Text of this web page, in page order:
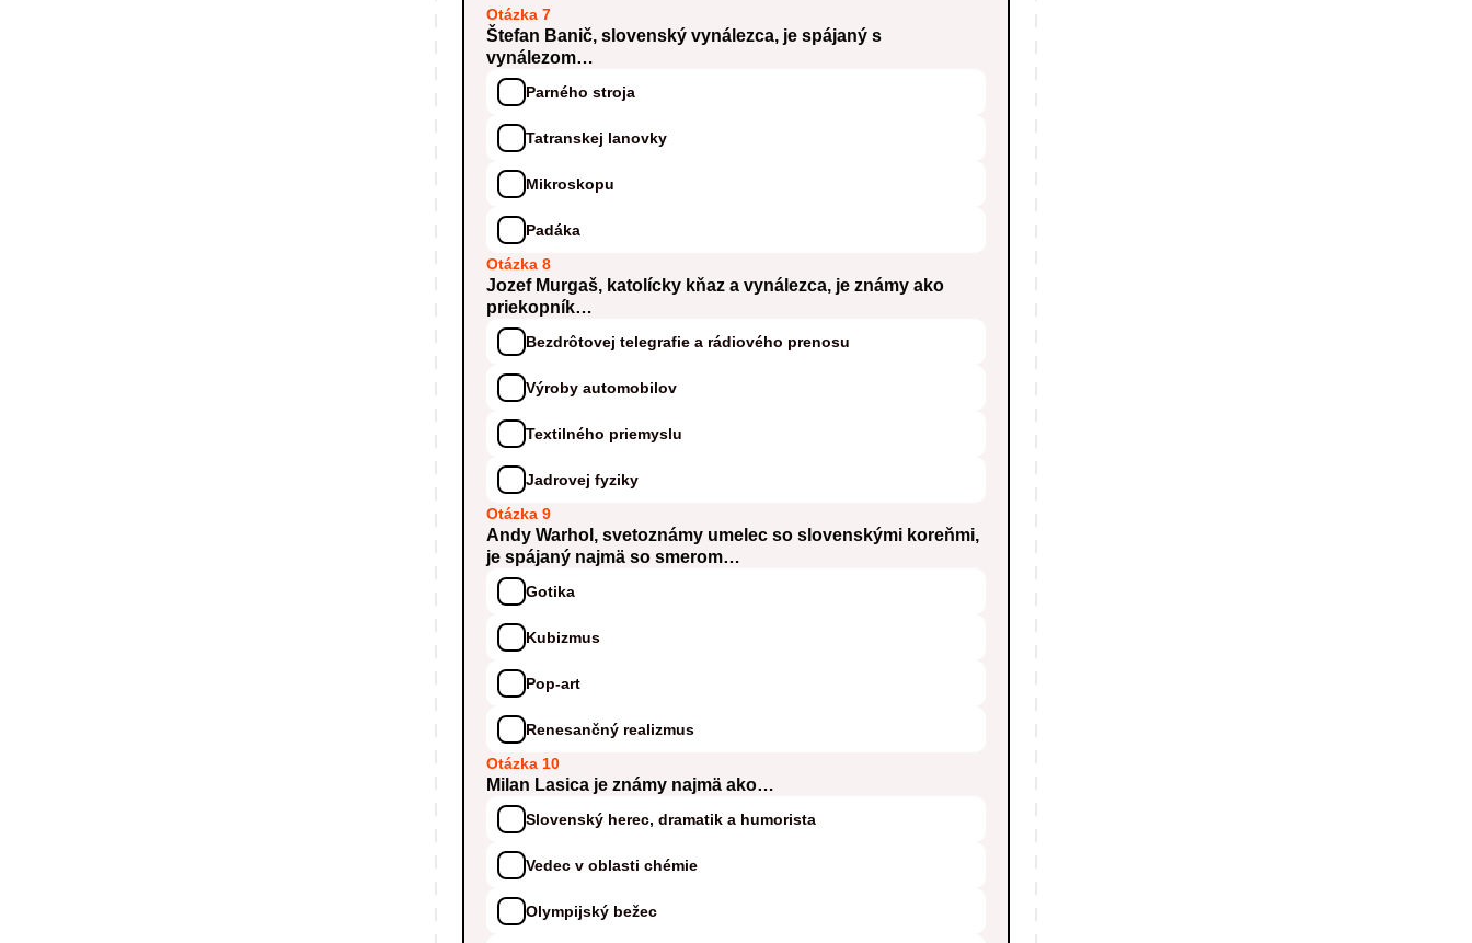
Otázka 7
Štefan Banič, slovenský vynálezca, je spájaný s
vynálezom…
Parného stroja
Tatranskej lanovky
Mikroskopu
Padáka
Otázka 8
Jozef Murgaš, katolícky kňaz a vynálezca, je známy ako
priekopník…
Bezdrôtovej telegrafie a rádiového prenosu
Výroby automobilov
Textilného priemyslu
Jadrovej fyziky
Otázka 9
Andy Warhol, svetoznámy umelec so slovenskými koreňmi,
je spájaný najmä so smerom…
Gotika
Kubizmus
Pop-art
Renesančný realizmus
Otázka 10
Milan Lasica je známy najmä ako…
Slovenský herec, dramatik a humorista
Vedec v oblasti chémie
Olympijský bežec